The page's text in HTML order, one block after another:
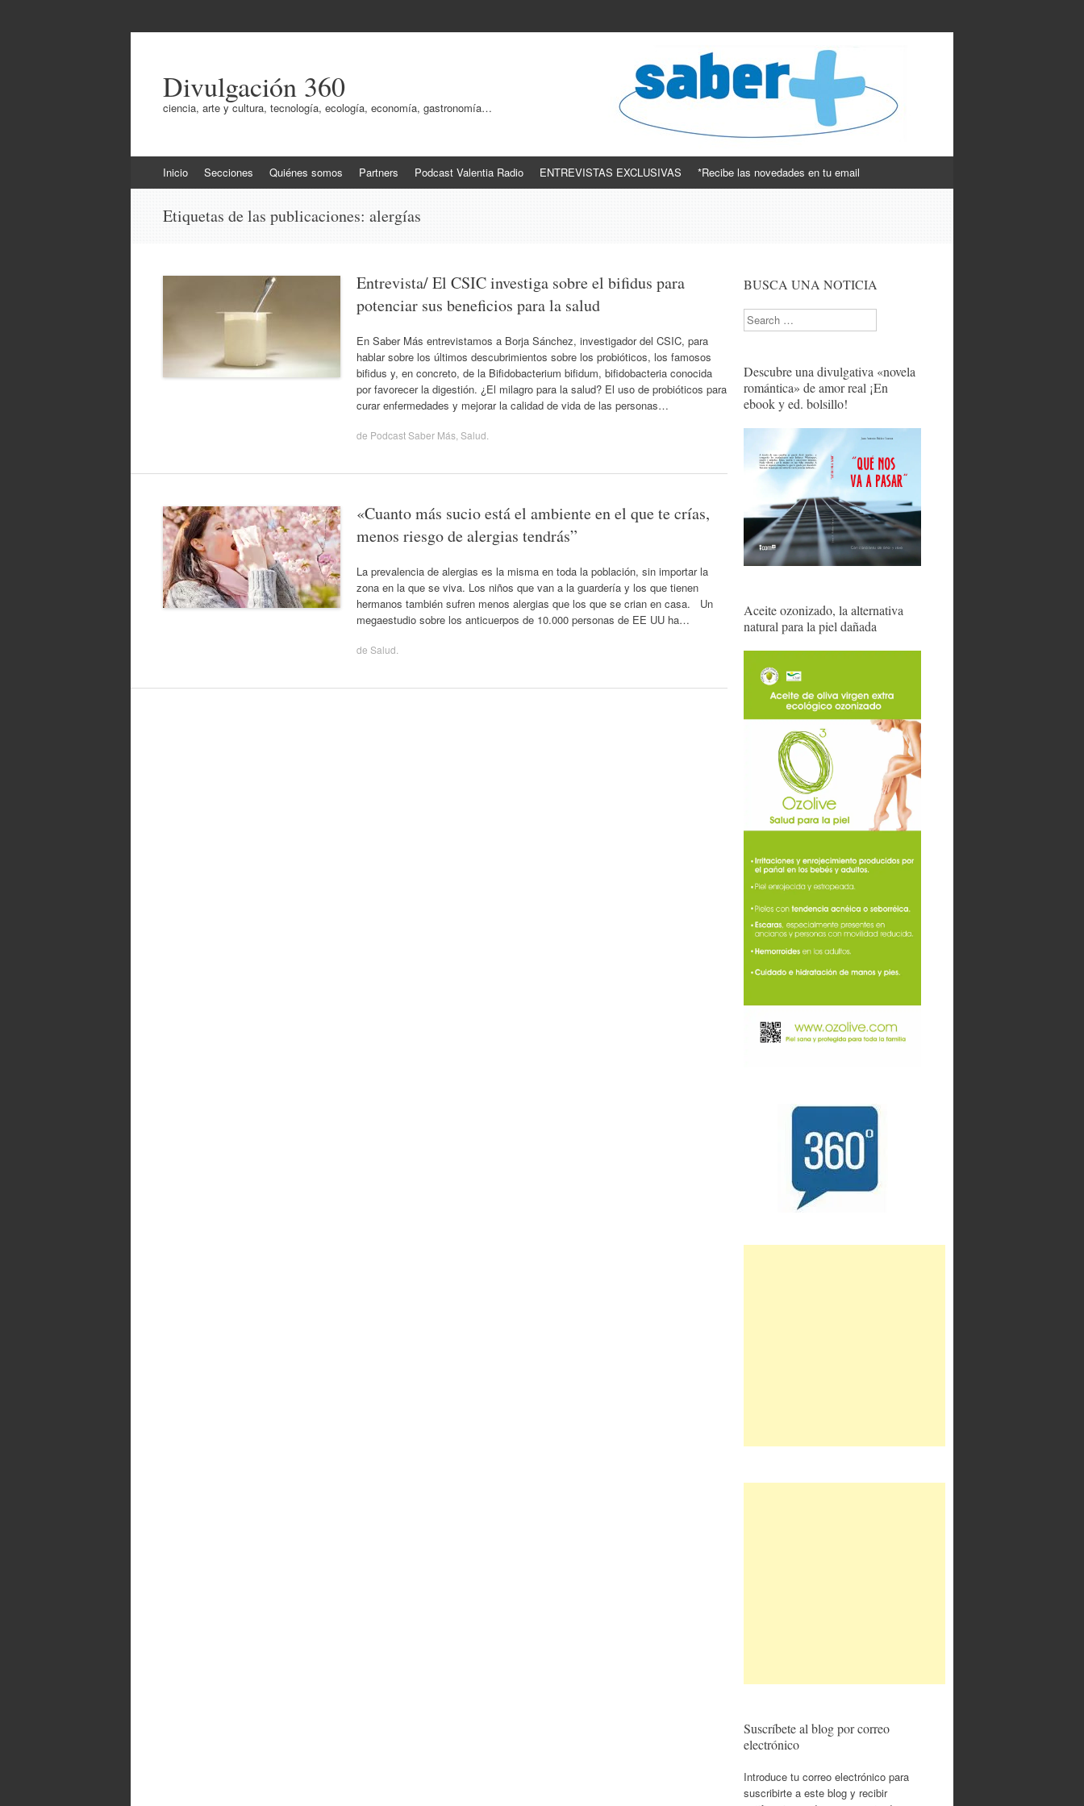
Divulgación 360
ciencia, arte y cultura, tecnología, ecología, economía, gastronomía…
al
Inicio Secciones Quiénes somos Partners Podcast Valentia Radio ENTREVISTAS EXCLUSIVAS *Recibe las novedades en tu email
Etiquetas de las publicaciones: alergías
Entrevista/ El CSIC investiga sobre el bifidus para
potenciar sus beneficios para la salud
En Saber Más entrevistamos a Borja Sánchez, investigador del CSIC, para
hablar sobre los últimos descubrimientos sobre los probióticos, los famosos
bifidus y, en concreto, de la Bifidobacterium bifidum, bifidobacteria conocida
por favorecer la digestión. ¿El milagro para la salud? El uso de probióticos para
curar enfermedades y mejorar la calidad de vida de las personas…
de Podcast Saber Más Salud
«Cuanto más sucio está el ambiente en el que te crías,
menos riesgo de alergias tendrás”
La prevalencia de alergias es la misma en toda la población, sin importar la
zona en la que se viva. Los niños que van a la guardería y los que tienen
hermanos también sufren menos alergias que los que se crian en casa. Un
megaestudio sobre los anticuerpos de 10.000 personas de EE UU ha…
de Salud
BUSCA UNA NOTICIA
Search
Descubre una divulgativa «novela
romántica» de amor real ¡En
ebook y ed. bolsillo!
Aceite ozonizado, la alternativa
natural para la piel dañada
Suscríbete al blog por correo
electrónico
Introduce tu correo electrónico para
suscribirte a este blog y recibir